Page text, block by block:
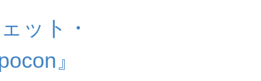
ット・
』